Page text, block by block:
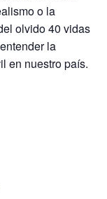
o la
olvido 40 vidas
la
en nuestro país.